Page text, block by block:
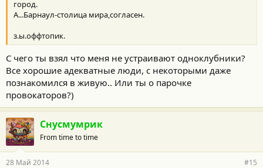
город.
А...Барнаул-столица мира,согласен.
з.ы.оффтопик.
С чего ты взял что меня не устраивают одноклубники?
Все хорошие адекватные люди, с некоторыми даже
познакомился в живую.. Или ты о парочке
провокаторов?)
Снусмумрик
From time to time
28 Май 2014 #15